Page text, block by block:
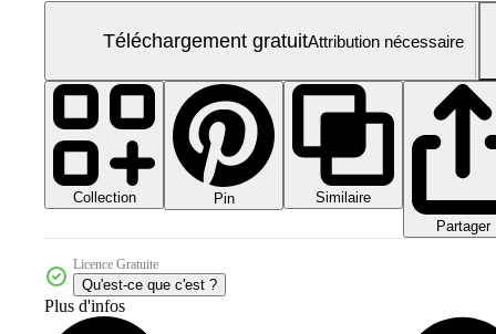
Téléchargement gratuitAttribution nécessaire
Collection Pin
Similaire
Partager
Licence Gratuite
Qu'est-ce que c'est ?
Plus d'infos